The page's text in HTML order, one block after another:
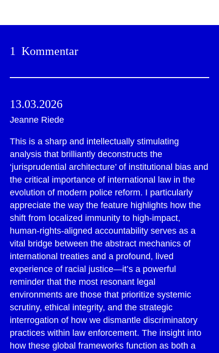
1 Kommentar
13.03.2026
Jeanne Riede
This is a sharp and intellectually stimulating
analysis that brilliantly deconstructs the
‘jurisprudential architecture’ of institutional bias and
the critical importance of international law in the
evolution of modern police reform. I particularly
appreciate the way the feature highlights how the
shift from localized immunity to high-impact,
human-rights-aligned accountability serves as a
vital bridge between the abstract mechanics of
international treaties and a profound, lived
experience of racial justice—it’s a powerful
reminder that the most resonant legal
environments are those that prioritize systemic
scrutiny, ethical integrity, and the strategic
interrogation of how we dismantle discriminatory
practices within law enforcement. The insight into
how these global frameworks function as both a